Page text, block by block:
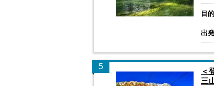
目
出
5
＜
三